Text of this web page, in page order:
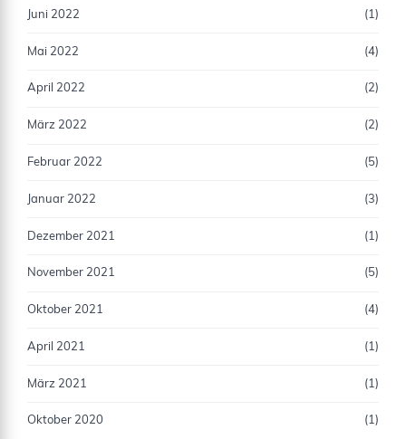
Juni 2022 (1)
Mai 2022 (4)
April 2022 (2)
März 2022 (2)
Februar 2022 (5)
Januar 2022 (3)
Dezember 2021 (1)
November 2021 (5)
Oktober 2021 (4)
April 2021 (1)
März 2021 (1)
Oktober 2020 (1)